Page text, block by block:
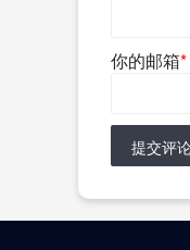
你的邮箱*
提交评